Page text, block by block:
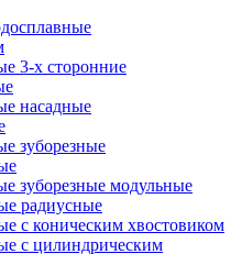
3-х сторонние
насадные
зуборезные
зуборезные модульные
радиусные
с коническим хвостовиком
с цилиндрическим